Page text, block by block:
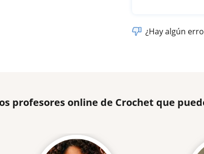
¿Hay algún
profesores online de Crochet que